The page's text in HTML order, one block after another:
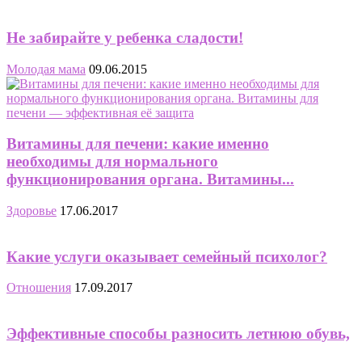
Не забирайте у ребенка сладости!
Молодая мама 09.06.2015
Витамины для печени: какие именно
необходимы для нормального
функционирования органа. Витамины...
Здоровье 17.06.2017
Какие услуги оказывает семейный психолог?
Отношения 17.09.2017
Эффективные способы разносить летнюю обувь,